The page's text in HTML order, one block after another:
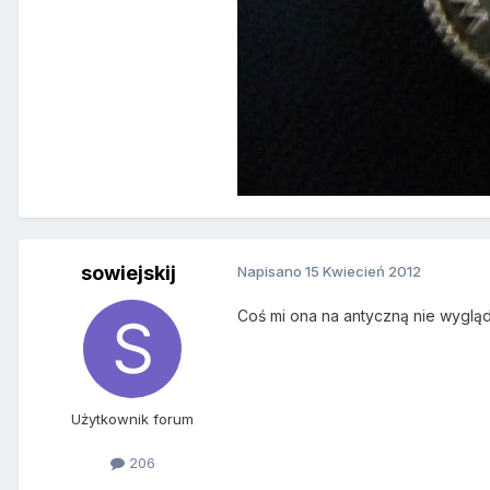
sowiejskij
Użytkownik forum
206
Napisano 15 Kwiecień 2012
Coś mi ona na antyczną nie